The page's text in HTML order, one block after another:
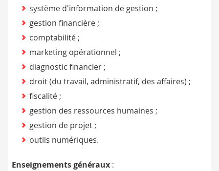
système d'information de gestion ;
gestion financière ;
comptabilité ;
marketing opérationnel ;
diagnostic financier ;
droit (du travail, administratif, des affaires) ;
fiscalité ;
gestion des ressources humaines ;
gestion de projet ;
outils numériques.
Enseignements généraux :